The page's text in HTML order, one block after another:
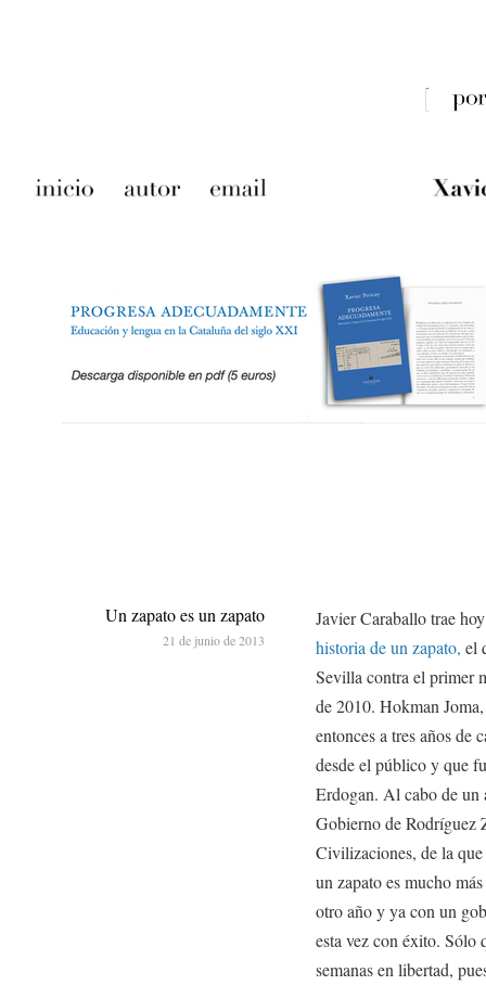
Javier Caraballo trae
historia de un zapato, el
Sevilla contra el primer
de 2010. Hokman
entonces a tres años de
desde el público y que
Erdogan. Al cabo de
Gobierno de Rodríguez
Civilizaciones, de la
un zapato es mucho
otro año y ya con un
esta vez con éxito. Sólo
semanas en libertad,
Un zapato es un zapato
21 de junio de 2013